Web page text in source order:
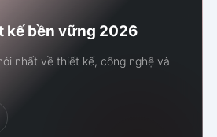
kế bền vững 2026
nhất về thiết kế, công nghệ và